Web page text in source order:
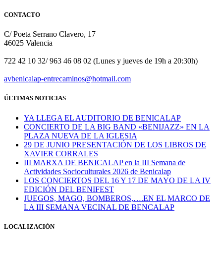
CONTACTO
C/ Poeta Serrano Clavero, 17
46025 Valencia
722 42 10 32/ 963 46 08 02 (Lunes y jueves de 19h a 20:30h)
avbenicalap-entrecaminos@hotmail.com
ÚLTIMAS NOTICIAS
YA LLEGA EL AUDITORIO DE BENICALAP
CONCIERTO DE LA BIG BAND «BENIJAZZ» EN LA
PLAZA NUEVA DE LA IGLESIA
29 DE JUNIO PRESENTACIÓN DE LOS LIBROS DE
XAVIER CORRALES
III MARXA DE BENICALAP en la III Semana de
Actividades Socioculturales 2026 de Benicalap
LOS CONCIERTOS DEL 16 Y 17 DE MAYO DE LA IV
EDICIÓN DEL BENIFEST
JUEGOS, MAGO, BOMBEROS,….EN EL MARCO DE
LA III SEMANA VECINAL DE BENCALAP
LOCALIZACIÓN